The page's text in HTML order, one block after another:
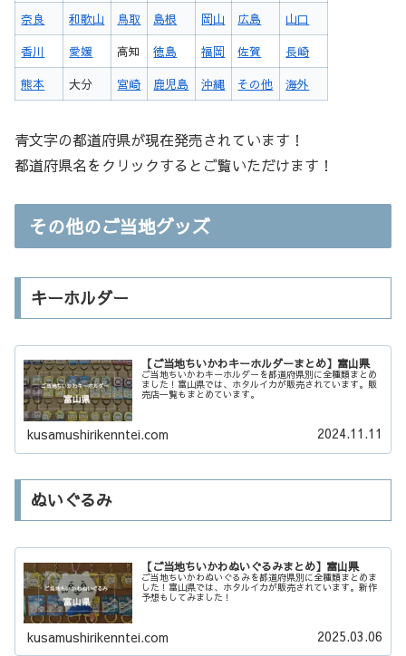
奈良 和歌山 鳥取 島根 岡山 広島 山口
香川 愛媛 高知 徳島 福岡 佐賀 長崎
熊本 大分 宮崎 鹿児島 沖縄 その他 海外
青文字の都道府県が現在発売されています！
都道府県名をクリックするとご覧いただけます！
その他のご当地グッズ
キーホルダー
【ご当地ちいかわキーホルダーまとめ】富山県
ご当地ちいかわキーホルダーを都道府県別に全種類まとめ
ました！富山県では、ホタルイカが販売されています。販
売店一覧もまとめています。
kusamushirikenntei.com 2024.11.11
ぬいぐるみ
【ご当地ちいかわぬいぐるみまとめ】富山県
ご当地ちいかわぬいぐるみを都道府県別に全種類まとめま
した！富山県では、ホタルイカが販売されています。新作
予想もしてみました！
kusamushirikenntei.com 2025.03.06